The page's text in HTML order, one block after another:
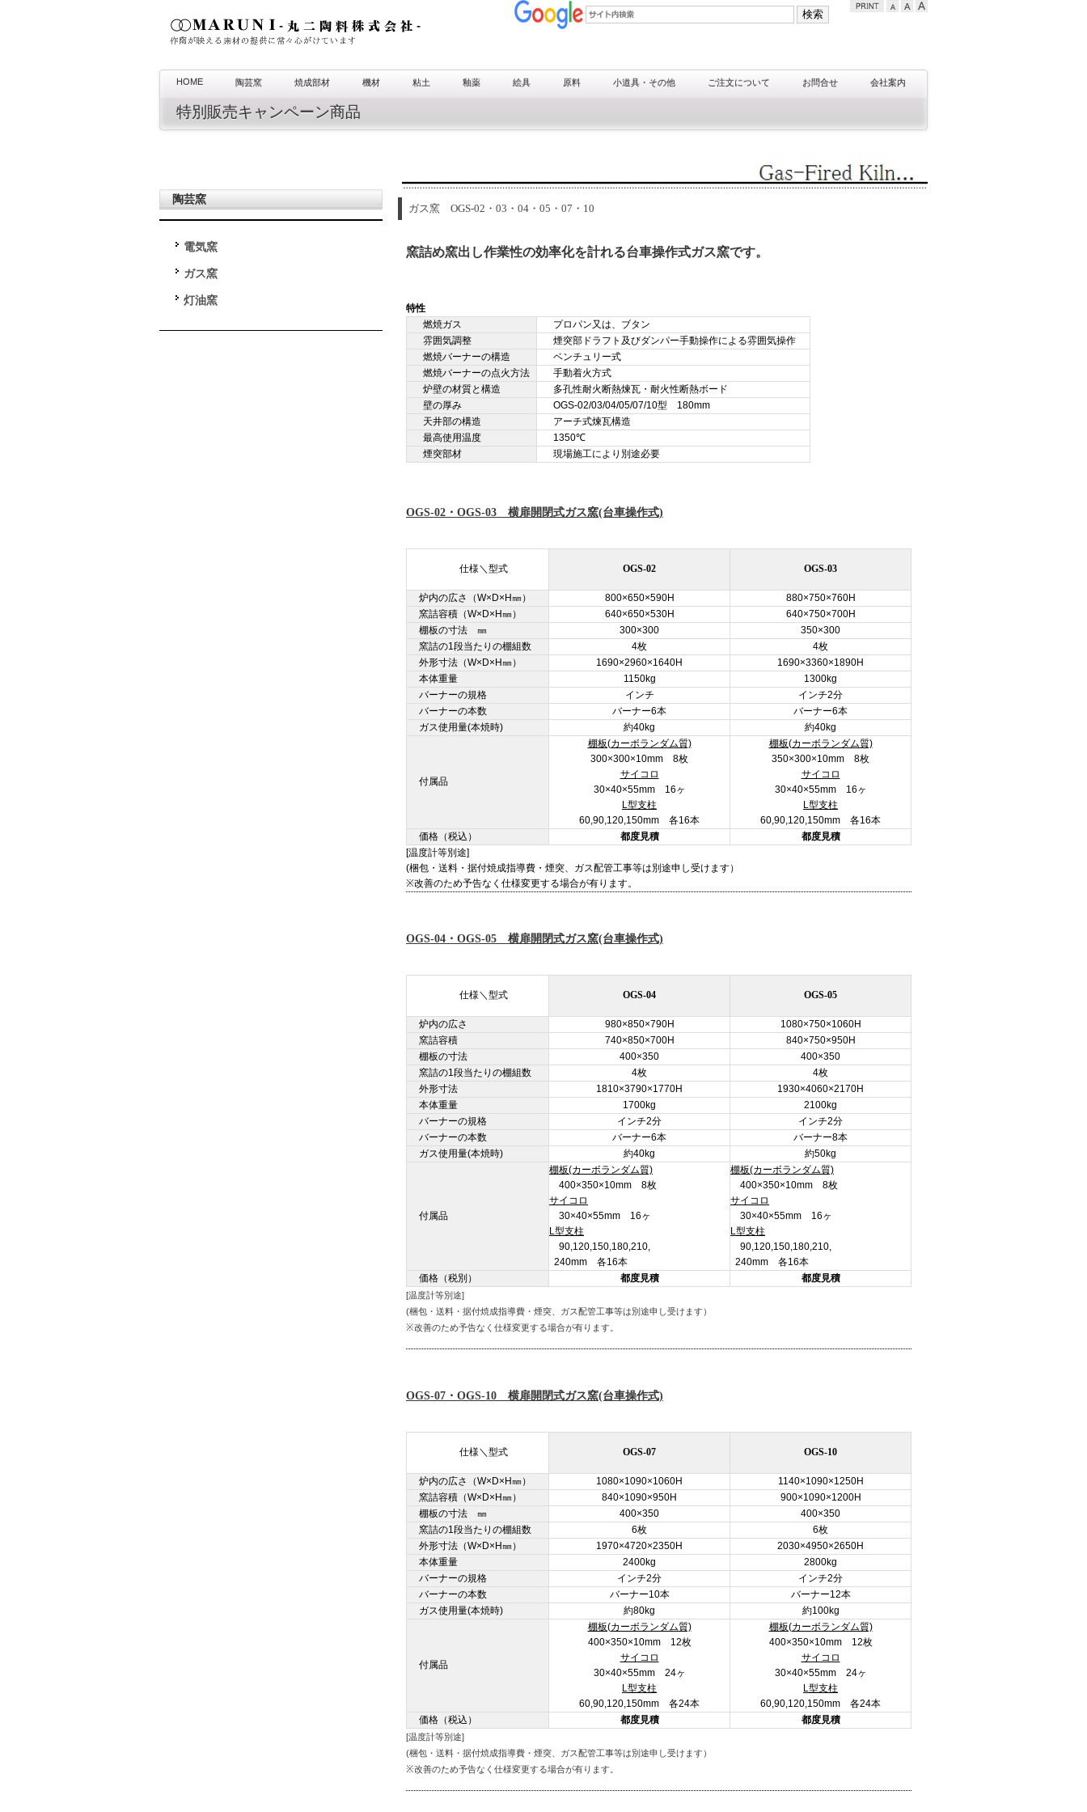
HOME 陶芸窯 焼成部材 機材 粘土 釉薬 絵具 原料 小道具・その他 ご注文について お問合せ 会社案内
特別販売キャンペーン商品
ガス窯 OGS-02・03・04・05・07・10
窯詰め窯出し作業性の効率化を計れる台車操作式ガス窯です。
特性
燃焼ガス
プロパン又は、ブタン
雰囲気調整
煙突部ドラフト及びダンパー手動操作による雰囲気操作
燃焼バーナーの構造
ベンチュリー式
燃焼バーナーの点火方法
手動着火方式
炉壁の材質と構造
多孔性耐火断熱煉瓦・耐火性断熱ボード
壁の厚み
OGS-02/03/04/05/07/10型 180mm
天井部の構造
アーチ式煉瓦構造
最高使用温度
1350℃
煙突部材
現場施工により別途必要
OGS-02・OGS-03 横扉開閉式ガス窯(台車操作式)
仕様＼型式 OGS-02 OGS-03
炉内の広さ（W×D×H㎜） 800×650×590H
880×750×760H
窯詰容積（W×D×H㎜）
640×650×530H
640×750×700H
棚板の寸法 ㎜
300×300
350×300
窯詰の1段当たりの棚組数
4枚
4枚
外形寸法（W×D×H㎜）
1690×2960×1640H
1690×3360×1890H
本体重量
1150kg
1300kg
バーナーの規格
インチ
インチ2分
バーナーの本数
バーナー6本
バーナー6本
ガス使用量(本焼時)
約40kg 約40kg
付属品
棚板(カーボランダム質)
300×300×10mm 8枚
サイコロ
30×40×55mm 16ヶ
L型支柱
60,90,120,150mm 各16本
棚板(カーボランダム質)
350×300×10mm 8枚
サイコロ
30×40×55mm 16ヶ
L型支柱
60,90,120,150mm 各16本
価格（税込）
都度見積
都度見積
[温度計等別途]
(梱包・送料・据付焼成指導費・煙突、ガス配管工事等は別途申し受けます）
※改善のため予告なく仕様変更する場合が有ります。
OGS-04・OGS-05 横扉開閉式ガス窯(台車操作式)
仕様＼型式 OGS-04 OGS-05
炉内の広さ 980×850×790H
1080×750×1060H
窯詰容積
740×850×700H
840×750×950H
棚板の寸法
400×350
400×350
窯詰の1段当たりの棚組数
4枚
4枚
外形寸法
1810×3790×1770H
1930×4060×2170H
本体重量
1700kg
2100kg
バーナーの規格
インチ2分
インチ2分
バーナーの本数
バーナー6本
バーナー8本
ガス使用量(本焼時)
約40kg 約50kg
付属品
棚板(カーボランダム質)
400×350×10mm 8枚
サイコロ
30×40×55mm 16ヶ
L型支柱
90,120,150,180,210,
240mm 各16本
棚板(カーボランダム質)
400×350×10mm 8枚
サイコロ
30×40×55mm 16ヶ
L型支柱
90,120,150,180,210,
240mm 各16本
価格（税別）
都度見積 都度見積
[温度計等別途]
(梱包・送料・据付焼成指導費・煙突、ガス配管工事等は別途申し受けます）
※改善のため予告なく仕様変更する場合が有ります。
OGS-07・OGS-10 横扉開閉式ガス窯(台車操作式)
仕様＼型式 OGS-07 OGS-10
炉内の広さ（W×D×H㎜） 1080×1090×1060H
1140×1090×1250H
窯詰容積（W×D×H㎜）
840×1090×950H
900×1090×1200H
棚板の寸法 ㎜
400×350
400×350
窯詰の1段当たりの棚組数
6枚
6枚
外形寸法（W×D×H㎜）
1970×4720×2350H
2030×4950×2650H
本体重量
2400kg
2800kg
バーナーの規格
インチ2分
インチ2分
バーナーの本数
バーナー10本
バーナー12本
ガス使用量(本焼時)
約80kg 約100kg
付属品
棚板(カーボランダム質)
400×350×10mm 12枚
サイコロ
30×40×55mm 24ヶ
L型支柱
60,90,120,150mm 各24本
棚板(カーボランダム質)
400×350×10mm 12枚
サイコロ
30×40×55mm 24ヶ
L型支柱
60,90,120,150mm 各24本
価格（税込）
都度見積 都度見積
[温度計等別途]
(梱包・送料・据付焼成指導費・煙突、ガス配管工事等は別途申し受けます）
※改善のため予告なく仕様変更する場合が有ります。
陶芸窯
電気窯
ガス窯
灯油窯